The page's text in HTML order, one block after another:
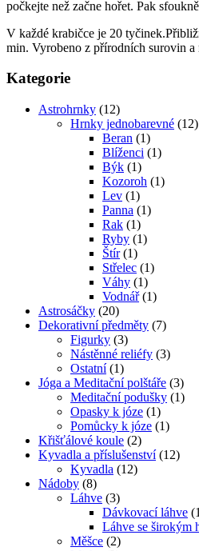
počkejte než začne hořet. Pak
V každé krabičce je 20
min. Vyrobeno z přírodních surovin a
Kategorie
Astrohrnky (12)
Hrnky jednobarevné (12)
Beran (1)
Blíženci (1)
Býk (1)
Kozoroh (1)
Lev (1)
Panna (1)
Rak (1)
Ryby (1)
Štír (1)
Střelec (1)
Váhy (1)
Vodnář (1)
Astrosáčky (20)
Dekorativní předměty (7)
Figurky (3)
Nástěnné reliéfy (3)
Ostatní (1)
Jóga a Meditační polštáře (3)
Meditační podušky (1)
Opasky k józe (1)
Pomůcky k józe (1)
Křišťálové koule (2)
Kyvadla a příslušenství (12)
Kyvadla (12)
Nádoby (8)
Láhve (3)
Dávkovací láhve
Láhve se širokým
Měšce (2)